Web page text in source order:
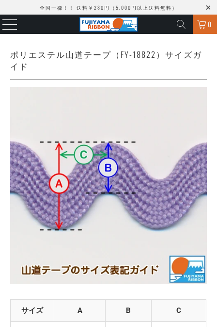
全国一律！！ 送料￥280円（5,000円以上送料無料）
0
ポリエステル山道テープ（FY-18822）サイズガ
イド
サイズ A B C